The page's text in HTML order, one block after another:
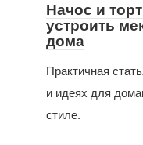
Начос и
устроить
дома
Практичная
и идеях для
стиле.